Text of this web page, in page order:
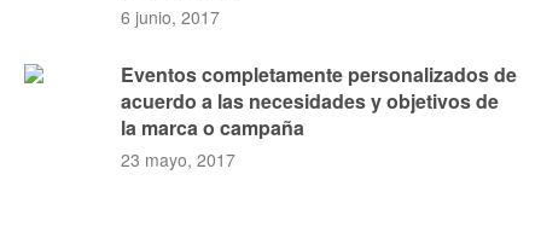
6 junio, 2017
Eventos completamente personalizados de
acuerdo a las necesidades y objetivos de
la marca o campaña
23 mayo, 2017